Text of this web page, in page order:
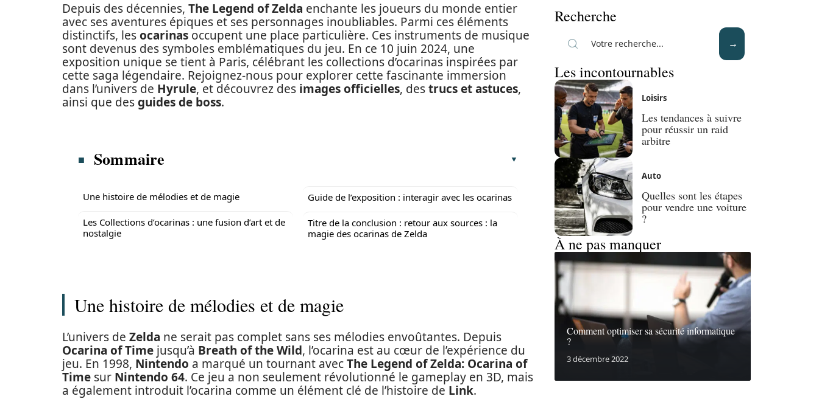
Depuis des décennies, The Legend of Zelda enchante les joueurs du monde entier
avec ses aventures épiques et ses personnages inoubliables. Parmi ces éléments
distinctifs, lesocarinas occupent une place particulière. Ces instruments de musique
sont devenus des symboles emblématiques du jeu. En ce 10 juin 2024, une
exposition unique se tient à Paris, célébrant les collections d’ocarinas inspirées par
cette saga légendaire. Rejoignez-nous pour explorer cette fascinante immersion
dans l’univers de Hyrule, et découvrez des images officielles, destrucs et astuces,
ainsi que desguides de boss.
Sommaire
Une histoire de mélodies et de magie
Les Collections d’ocarinas : une fusion d’art et de
nostalgie
Guide de l’exposition : interagir avec les ocarinas
Titre de la conclusion : retour aux sources : la
magie des ocarinas de Zelda
Une histoire de mélodies et de magie
L’univers de Zelda ne serait pas complet sans ses mélodies envoûtantes. Depuis
Ocarina of Time jusqu’à Breath of the Wild, l’ocarina est au cœur de l’expérience du
jeu. En 1998, Nintendo a marqué un tournant avecThe Legend of Zelda: Ocarina of
Time sur Nintendo 64. Ce jeu a non seulement révolutionné le gameplay en 3D, mais
a également introduit l’ocarina comme un élément clé de l’histoire de Link.
Recherche
Les incontournables
Loisirs
Les tendances à suivre
pour réussir un raid
arbitre
Auto
Quelles sont les étapes
pour vendre une voiture
?
À ne pas manquer
Comment optimiser sa sécurité informatique
?
3 décembre 2022